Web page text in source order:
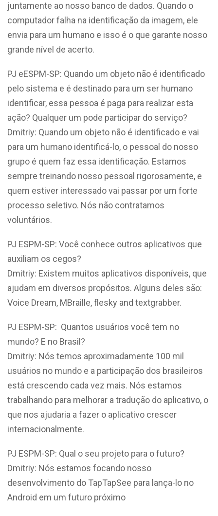
juntamente ao nosso banco de dados. Quando o
computador falha na identificação da imagem, ele
envia para um humano e isso é o que garante nosso
grande nível de acerto.
PJ eESPM-SP: Quando um objeto não é identificado
pelo sistema e é destinado para um ser humano
identificar, essa pessoa é paga para realizar esta
ação? Qualquer um pode participar do serviço?
Dmitriy: Quando um objeto não é identificado e vai
para um humano identificá-lo, o pessoal do nosso
grupo é quem faz essa identificação. Estamos
sempre treinando nosso pessoal rigorosamente, e
quem estiver interessado vai passar por um forte
processo seletivo. Nós não contratamos
voluntários.
PJ ESPM-SP: Você conhece outros aplicativos que
auxiliam os cegos?
Dmitriy: Existem muitos aplicativos disponíveis, que
ajudam em diversos propósitos. Alguns deles são:
Voice Dream, MBraille, flesky and textgrabber.
PJ ESPM-SP: Quantos usuários você tem no
mundo? E no Brasil?
Dmitriy: Nós temos aproximadamente 100 mil
usuários no mundo e a participação dos brasileiros
está crescendo cada vez mais. Nós estamos
trabalhando para melhorar a tradução do aplicativo, o
que nos ajudaria a fazer o aplicativo crescer
internacionalmente.
PJ ESPM-SP: Qual o seu projeto para o futuro?
Dmitriy: Nós estamos focando nosso
desenvolvimento do TapTapSee para lança-lo no
Android em um futuro próximo